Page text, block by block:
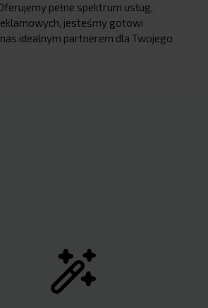
pełne spektrum usług,
jesteśmy gotowi
idealnym partnerem dla Twojego